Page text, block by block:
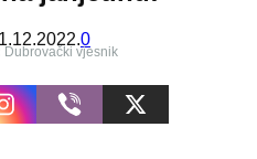
0
Dubrovački vjesnik